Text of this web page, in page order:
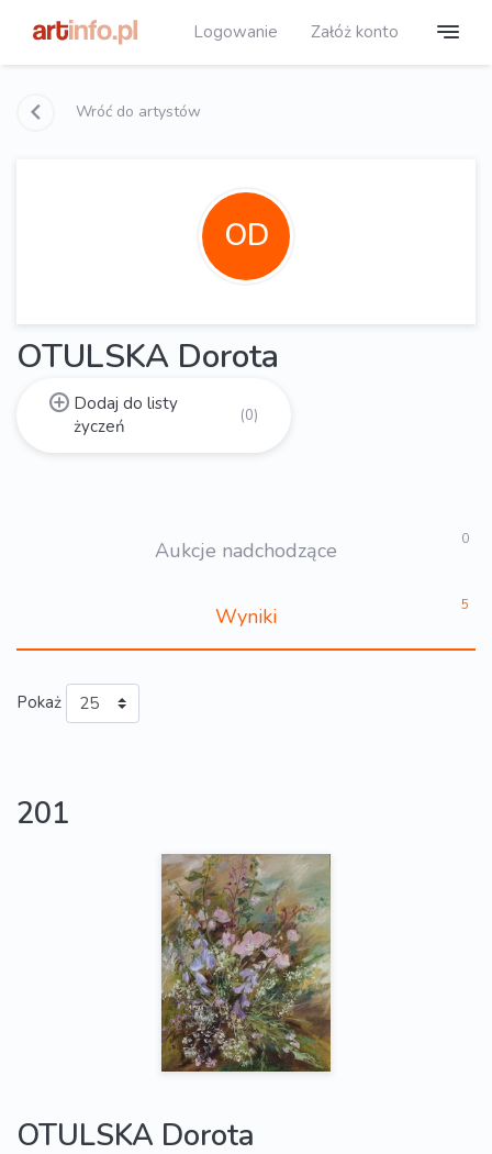
Logowanie Załóż konto
Wróć do artystów
OD
OTULSKA Dorota
Dodaj do listy
życzeń
(0)
Aukcje nadchodzące 0
Wyniki 5
Pokaż
201
OTULSKA Dorota